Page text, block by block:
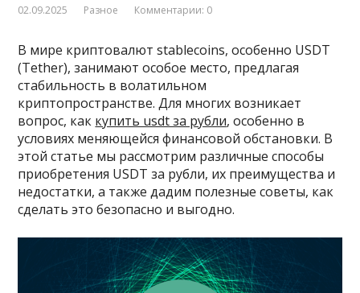
02.09.2025 Разное Комментарии: 0
В мире криптовалют stablecoins, особенно USDT
(Tether), занимают особое место, предлагая
стабильность в волатильном
криптопространстве. Для многих возникает
вопрос, как купить usdt за рубли, особенно в
условиях меняющейся финансовой обстановки. В
этой статье мы рассмотрим различные способы
приобретения USDT за рубли, их преимущества и
недостатки, а также дадим полезные советы, как
сделать это безопасно и выгодно.